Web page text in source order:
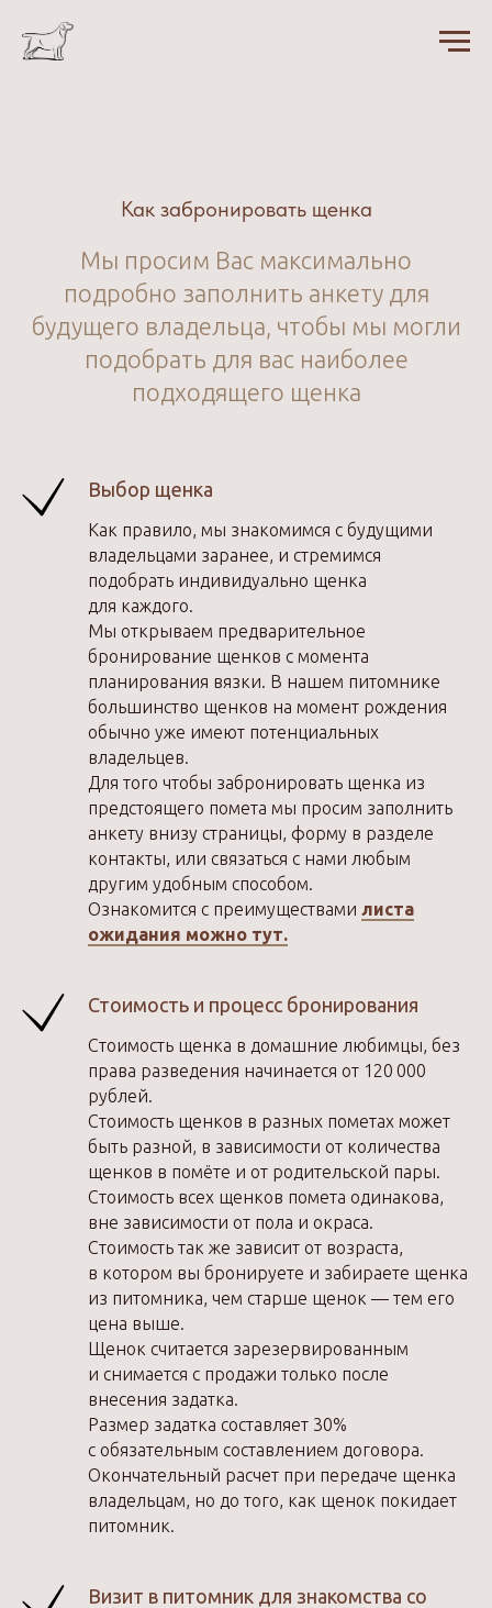
Как забронировать щенка
Мы просим Вас максимально
подробно заполнить анкету для
будущего владельца, чтобы мы могли
подобрать для вас наиболее
подходящего щенка
Выбор щенка
Как правило, мы знакомимся с будущими
владельцами заранее, и стремимся
подобрать индивидуально щенка
для каждого.
Мы открываем предварительное
бронирование щенков с момента
планирования вязки. В нашем питомнике
большинство щенков на момент рождения
обычно уже имеют потенциальных
владельцев.
Для того чтобы забронировать щенка из
предстоящего помета мы просим заполнить
анкету внизу страницы, форму в разделе
контакты, или связаться с нами любым
другим удобным способом.
Ознакомится с преимуществами листа
ожидания можно тут.
Стоимость и процесс бронирования
Стоимость щенка в домашние любимцы, без
права разведения начинается от 120 000
рублей.
Стоимость щенков в разных пометах может
быть разной, в зависимости от количества
щенков в помёте и от родительской пары.
Стоимость всех щенков помета одинакова,
вне зависимости от пола и окраса.
Стоимость так же зависит от возраста,
в котором вы бронируете и забираете щенка
из питомника, чем старше щенок — тем его
цена выше.
Щенок считается зарезервированным
и снимается с продажи только после
внесения задатка.
Размер задатка составляет 30%
с обязательным составлением договора.
Окончательный расчет при передаче щенка
владельцам, но до того, как щенок покидает
питомник.
Визит в питомник для знакомства со